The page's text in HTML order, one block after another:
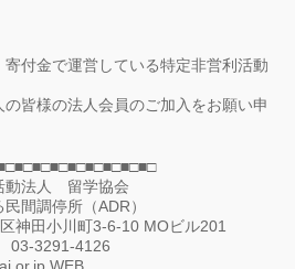
付金で運営している特定非営利活動
皆様の法人会員のご加入をお願い申
動法人 留学協会
間調停所（ADR）
神田小川町3-6-10 MOビル201
3291-4126